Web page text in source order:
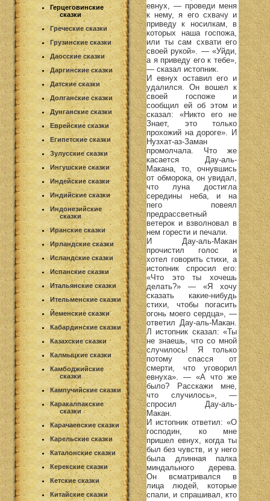
Герцеговинские
сказки
Греческие сказки
Грузинские сказки
Даосские сказки
Даргинские сказки
Датские сказки
Долганские сказки
Дунганские сказки
Еврейские сказки
Египетские сказки
Зулусские сказки
Ингушские сказки
Индейские сказки
Индийские сказки
Индонезийские
сказки
Иранские сказки
Ирландские сказки
Исландские сказки
Испанские сказки
Итальянские сказки
Ительменские сказки
Йеменские сказки
Кабардинские сказки
Казахские сказки
Калмыцкие сказки
Камбоджийские
сказки
Кампучийские сказки
Каракалпакские
сказки
Карачаевские сказки
Карельские сказки
Каталонские сказки
Керекские сказки
Кетские сказки
Китайские сказки
евнух, — проведи меня
к нему, я его схвачу и
приведу к носилкам, в
которых наша госпожа,
или ты сам схвати его
своей рукой». — «Уйди,
а я приведу его к тебе»,
— сказал истопник.
И евнух оставил его и
удалился. Он вошел к
своей госпоже и
сообщил ей об этом и
сказал: «Никто его не
Знает, это только
прохожий на дороге». И
Нузхат-аз-Заман
промолчала. Что же
касается Дау-аль-
Макана, то, очнувшись
от обморока, он увидал,
что луна достигла
середины неба, и на
пего повеял
предрассветный
ветерок и взволновал в
нем горести и печали.
И Дау-аль-Макан
прочистил голос и
хотел говорить стихи, а
истопник спросил его:
«Что это ты хочешь
делать?» — «Я хочу
сказать какие-нибудь
стихи, чтобы погасить
огонь моего сердца», —
ответил Дау-аль-Макан.
Л истопник сказал: «Ты
не знаешь, что со мной
случилось! Я только
потому спасся от
смерти, что уговорил
евнуха». — «А что же
было? Расскажи мне,
что случилось», —
спросил Дау-аль-
Макан.
И истопник ответил: «О
господин, ко мне
пришел евнух, когда ты
был без чувств, и у него
была длинная палка
миндального дерева.
Он всматривался в
лица людей, которые
спали, и спрашивал, кто